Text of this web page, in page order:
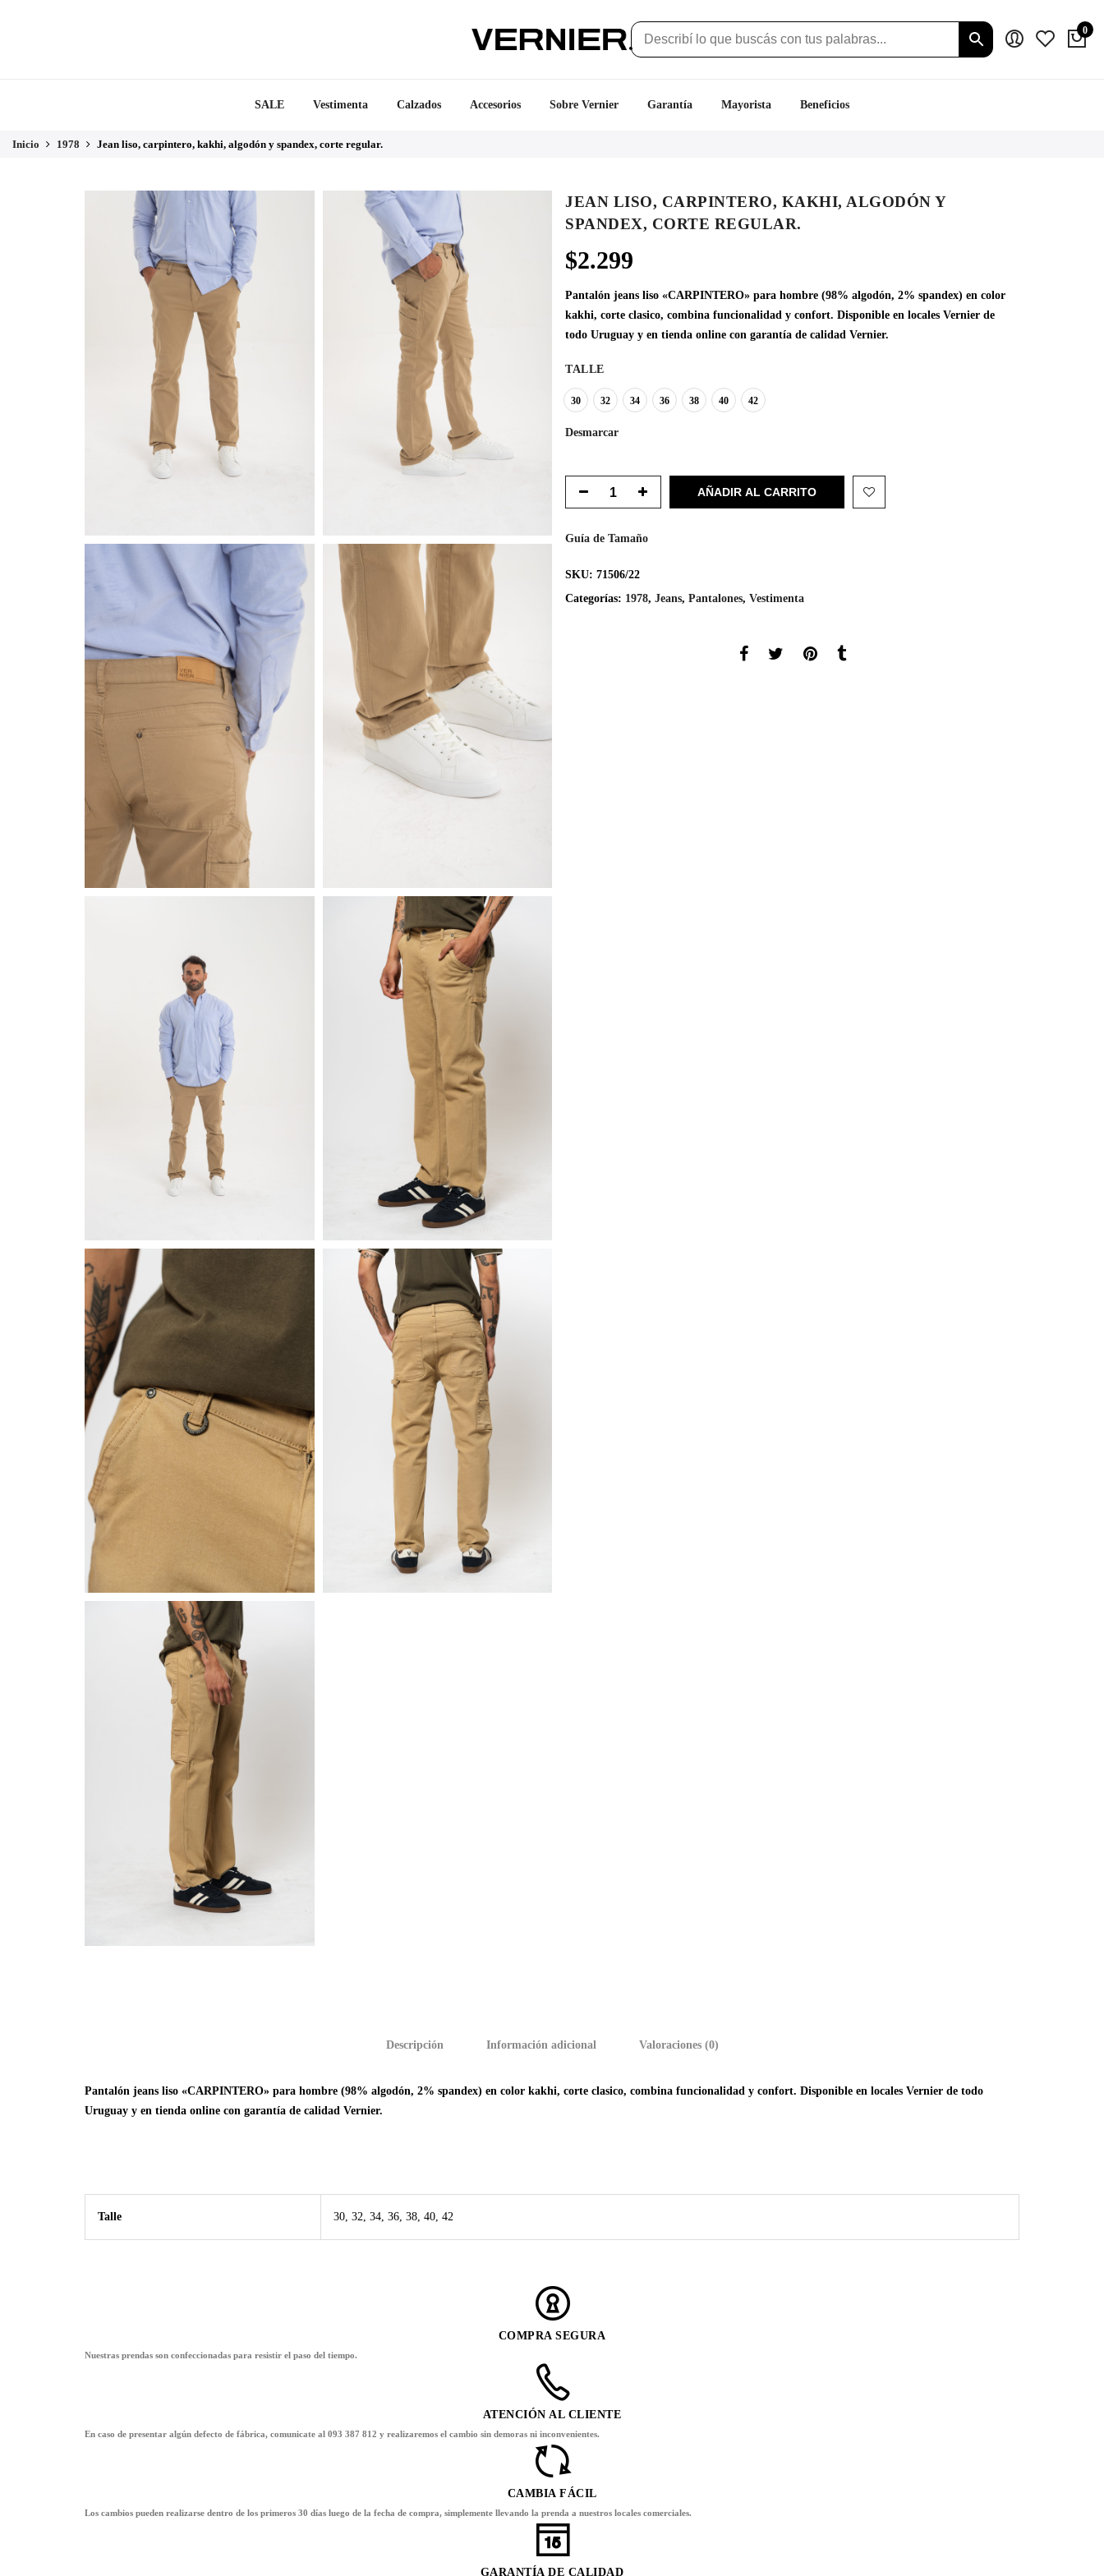
0
SALE Vestimenta Calzados Accesorios Sobre Vernier Garantía Mayorista Beneficios
Inicio 1978 Jean liso, carpintero, kakhi, algodón y spandex, corte regular.
JEAN LISO, CARPINTERO, KAKHI, ALGODÓN Y
SPANDEX, CORTE REGULAR.
$2.299
Pantalón jeans liso «CARPINTERO» para hombre (98% algodón, 2% spandex) en color
kakhi, corte clasico, combina funcionalidad y confort. Disponible en locales Vernier de
todo Uruguay y en tienda online con garantía de calidad Vernier.
TALLE
30 32 34 36 38 40 42
Desmarcar
AÑADIR AL CARRITO
Guía de Tamaño
SKU: 71506/22
Categorías: 1978, Jeans, Pantalones, Vestimenta
Descripción Información adicional Valoraciones (0)
Pantalón jeans liso «CARPINTERO» para hombre (98% algodón, 2% spandex) en color kakhi, corte clasico, combina funcionalidad y confort. Disponible en locales Vernier de todo
Uruguay y en tienda online con garantía de calidad Vernier.
Talle 30, 32, 34, 36, 38, 40, 42
COMPRA SEGURA
Nuestras prendas son confeccionadas para resistir el paso del tiempo.
ATENCIÓN AL CLIENTE
En caso de presentar algún defecto de fábrica, comunicate al 093 387 812 y realizaremos el cambio sin demoras ni inconvenientes.
CAMBIA FÁCIL
Los cambios pueden realizarse dentro de los primeros 30 días luego de la fecha de compra, simplemente llevando la prenda a nuestros locales comerciales.
GARANTÍA DE CALIDAD